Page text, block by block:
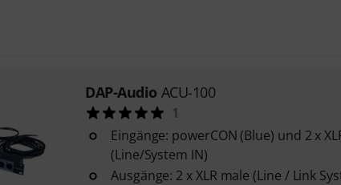
DAP-Audio ACU-100
1
Eingänge: powerCON (Blue) und 2 x
(Line/System IN)
Ausgänge: 2 x XLR male (Line / Link